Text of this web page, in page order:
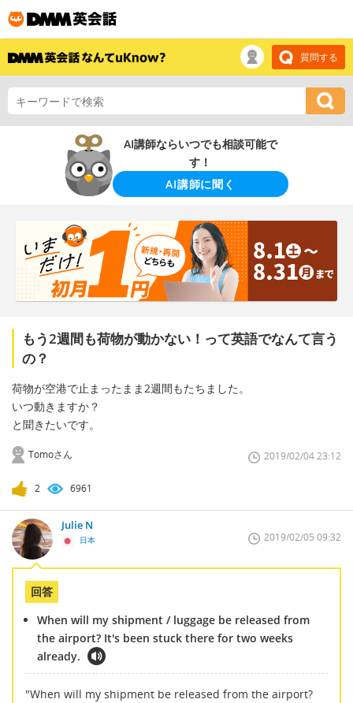
質問する
AI講師ならいつでも相談可能で
す！
AI講師に聞く
もう2週間も荷物が動かない！って英語でなんて言う
の？
荷物が空港で止まったまま2週間もたちました。
いつ動きますか？
と聞きたいです。
Tomoさん 2019/02/04 23:12
2 6961
Julie N
日本 2019/02/05 09:32
回答
When will my shipment / luggage be released from
the airport? It's been stuck there for two weeks
already.
"When will my shipment be released from the airport?